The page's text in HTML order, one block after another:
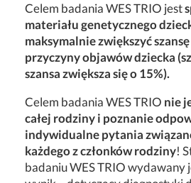
Celem badania WES TRIO jest
materiału genetycznego
maksymalnie zwiększyć
przyczyny objawów dziecka
szansa zwiększa się o 15%).
Celem badania WES TRIO nie
całej rodziny i poznanie
indywidualne pytania
każdego z członków rodziny!
badaniu WES TRIO wydawany